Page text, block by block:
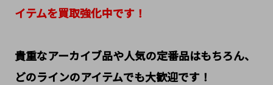
イテムを買取強化中です！
貴重なアーカイブ品や人気の定番品はもちろん、
どのラインのアイテムでも大歓迎です！